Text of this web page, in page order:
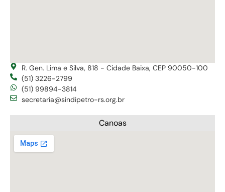
R. Gen. Lima e Silva, 818 - Cidade Baixa, CEP 90050-100
(51) 3226-2799
(51) 99894-3814
secretaria@sindipetro-rs.org.br
Canoas